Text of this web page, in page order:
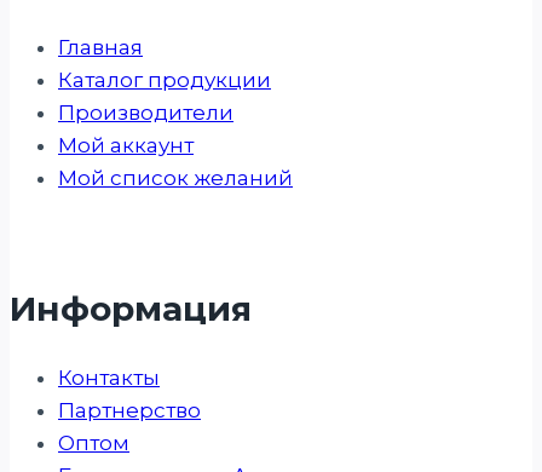
Главная
Каталог продукции
Производители
Мой аккаунт
Мой список желаний
Информация
Контакты
Партнерство
Оптом